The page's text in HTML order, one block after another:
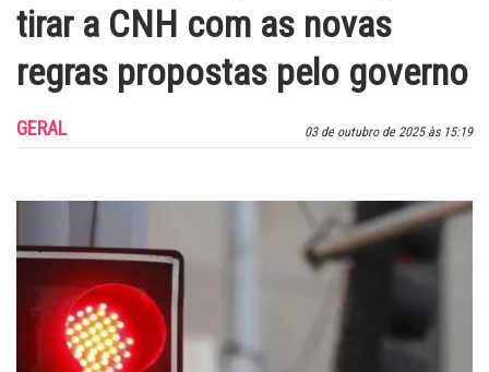
tirar a CNH com as novas
regras propostas pelo governo
03 de outubro de 2025 às 15:19
GERAL